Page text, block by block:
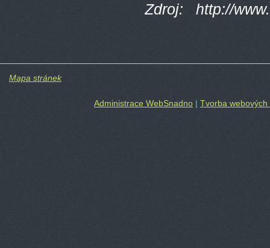
Zdroj: http://
Mapa stránek
Administrace WebSnadno | Tvorba